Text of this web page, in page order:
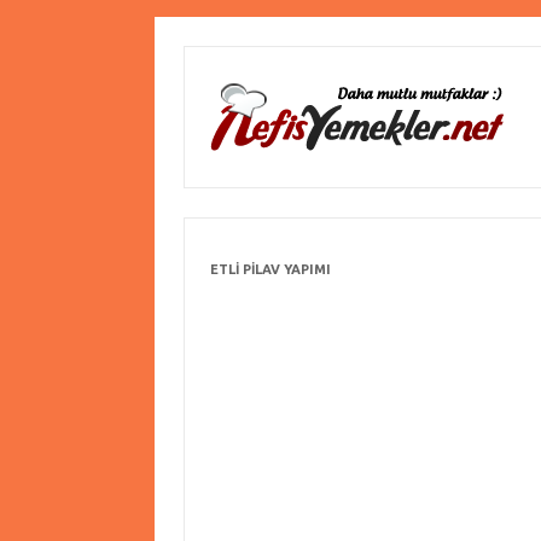
ETLI PILAV YAPIMI